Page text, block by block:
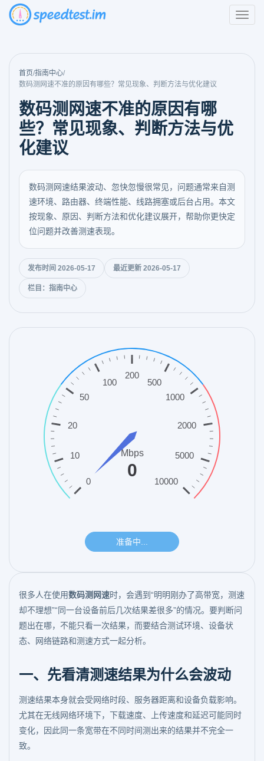
首页/指南中心/
数码测网速不准的原因有哪些？常见现象、判断方法与优化建议
数码测网速不准的原因有哪
些？常见现象、判断方法与优
化建议
数码测网速结果波动、忽快忽慢很常见，问题通常来自测
速环境、路由器、终端性能、线路拥塞或后台占用。本文
按现象、原因、判断方法和优化建议展开，帮助你更快定
位问题并改善测速表现。
发布时间 2026-05-17 最近更新 2026-05-17
栏目：指南中心
很多人在使用数码测网速时，会遇到“明明刚办了高带宽，测速
却不理想”“同一台设备前后几次结果差很多”的情况。要判断问
题出在哪，不能只看一次结果，而要结合测试环境、设备状
态、网络链路和测速方式一起分析。
一、先看清测速结果为什么会波动
测速结果本身就会受网络时段、服务器距离和设备负载影响。
尤其在无线网络环境下，下载速度、上传速度和延迟可能同时
变化，因此同一条宽带在不同时间测出来的结果并不完全一
致。